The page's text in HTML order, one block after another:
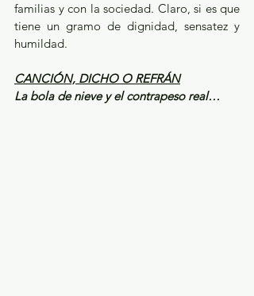
familias y con la sociedad. Claro, si es que
tiene un gramo de dignidad, sensatez y
humildad.
CANCIÓN, DICHO O REFRÁN
La bola de nieve y el contrapeso real…